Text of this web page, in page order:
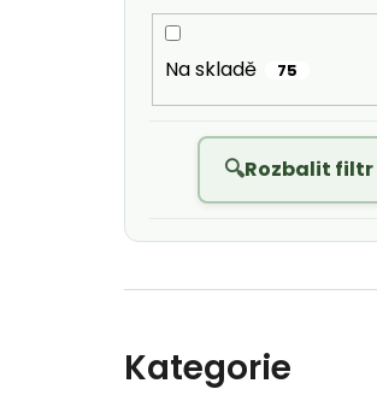
Na skladě 75
Rozbalit filtr
Kategorie